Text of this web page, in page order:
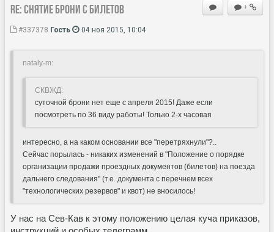
+
Re: Снятие брони с билетов
#337378 Гость 04 ноя 2015, 10:04
nataly-m:
СКВЖД:
суточной брони нет еще с апреля 2015! Даже если
посмотреть по 36 виду работы! Только 2-х часовая
интересно, а на каком основании все "перетряхнули"?..
Сейчас порылась - никаких изменений в "Положение о порядке
организации продажи проездных документов (билетов) на поезда
дальнего следования" (т.е. документа с перечнем всех
"технологических резервов" и квот) не вносилось!
У нас на Сев-Кав к этому положению целая куча приказов,